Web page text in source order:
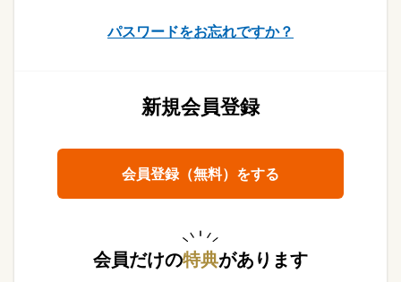
パスワードをお忘れですか？
新規会員登録
会員登録（無料）をする
会員だけの特典があります